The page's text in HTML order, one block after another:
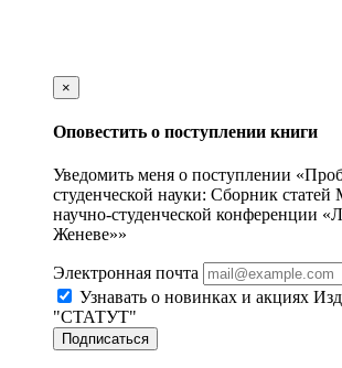
×
Оповестить о поступлении книги
Уведомить меня о поступлении
студенческой науки: Сборник
научно-студенческой конференции
Женеве»»
Электронная почта
Узнавать о новинках и акциях
"СТАТУТ"
Подписаться